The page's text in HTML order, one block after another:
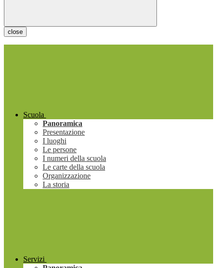
close
Scuola
Panoramica
Presentazione
I luoghi
Le persone
I numeri della scuola
Le carte della scuola
Organizzazione
La storia
Servizi